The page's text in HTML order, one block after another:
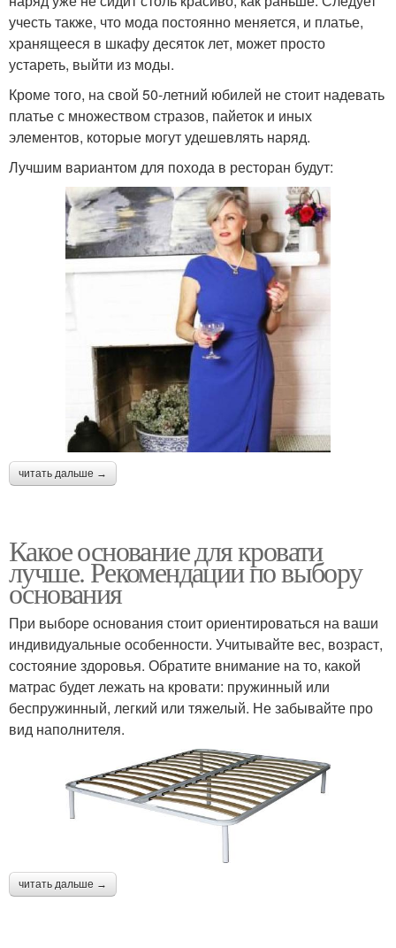
учесть также, что мода постоянно меняется, и платье,
хранящееся в шкафу десяток лет, может просто
устареть, выйти из моды.
Кроме того, на свой 50-летний юбилей не стоит надевать
платье с множеством стразов, пайеток и иных
элементов, которые могут удешевлять наряд.
Лучшим вариантом для похода в ресторан будут:
читать дальше →
Какое основание для кровати
лучше. Рекомендации по выбору
основания
При выборе основания стоит ориентироваться на ваши
индивидуальные особенности. Учитывайте вес, возраст,
состояние здоровья. Обратите внимание на то, какой
матрас будет лежать на кровати: пружинный или
беспружинный, легкий или тяжелый. Не забывайте про
вид наполнителя.
читать дальше →